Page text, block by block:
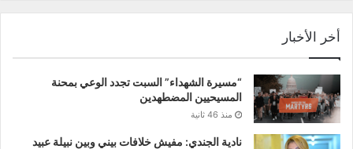
أخر الأخبار
“مسيرة الشهداء” السبت تجدد الوعي بمحنة
المسيحيين المضطهدين
منذ 46 ثانية
نادية الجندي: مفيش خلافات بيني وبين نبيلة عبيد